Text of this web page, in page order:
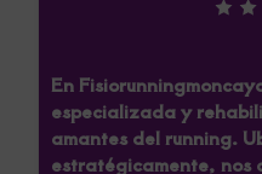
En
especializada y
amantes del running.
estratégicamente, nos